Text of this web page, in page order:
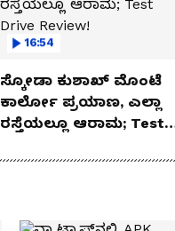
16:54
ಸ್ಕೋಡಾ ಕುಶಾಖ್ ಮೊಂಟೆ
ಕಾರ್ಲೋ ಪ್ರಯಾಣ, ಎಲ್ಲಾ
ರಸ್ತೆಯಲ್ಲೂ ಆರಾಮ; Test